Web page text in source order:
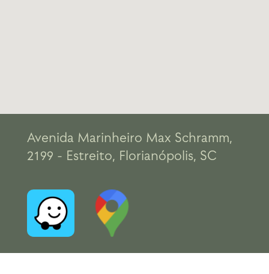
Avenida Marinheiro Max Schramm,
2199 - Estreito, Florianópolis, SC